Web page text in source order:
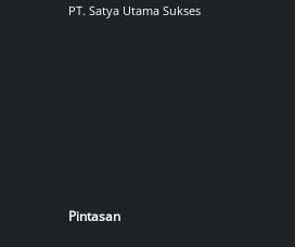
PT. Satya Utama Sukses
Pintasan